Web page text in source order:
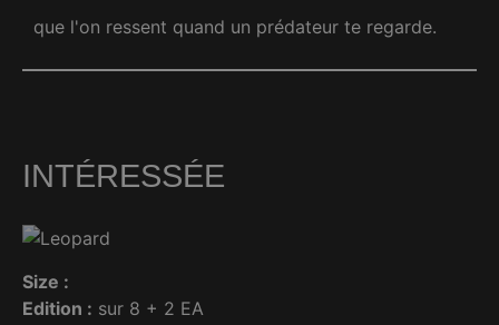
que l'on ressent quand un prédateur te regarde.
INTÉRESSÉE
Size :
Edition : sur 8 + 2 EA